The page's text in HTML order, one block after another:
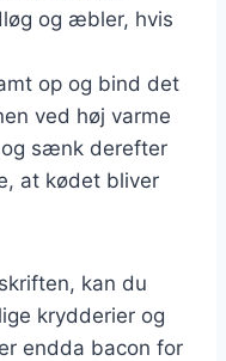
og æbler, hvis
op og bind det
ved høj varme
sænk derefter
at kødet bliver
kan du
krydderier og
endda bacon for